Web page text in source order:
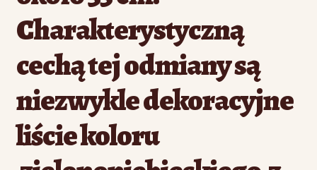
Charakterystyczną
cechą tej odmiany są
niezwykle dekoracyjne
liście koloru